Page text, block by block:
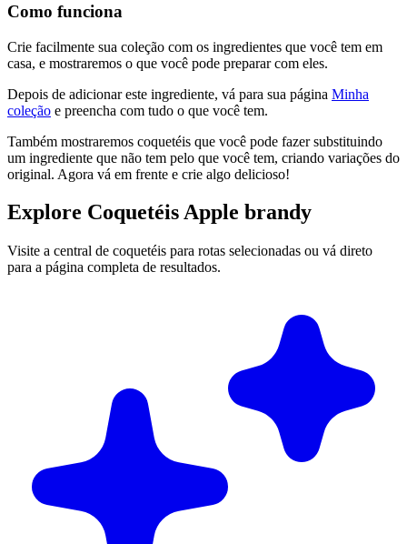
Como funciona
Crie facilmente sua coleção com os ingredientes que você tem em
casa, e mostraremos o que você pode preparar com eles.
Depois de adicionar este ingrediente, vá para sua página Minha
coleção e preencha com tudo o que você tem.
Também mostraremos coquetéis que você pode fazer substituindo
um ingrediente que não tem pelo que você tem, criando variações do
original. Agora vá em frente e crie algo delicioso!
Explore Coquetéis Apple brandy
Visite a central de coquetéis para rotas selecionadas ou vá direto
para a página completa de resultados.